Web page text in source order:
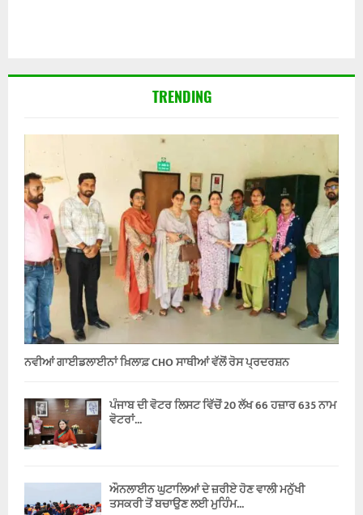
TRENDING
ਨਵੀਆਂ ਗਾਈਡਲਾਈਨਾਂ ਖ਼ਿਲਾਫ਼ CHO ਸਾਥੀਆਂ ਵੱਲੋਂ ਰੋਸ ਪ੍ਰਦਰਸ਼ਨ
ਪੰਜਾਬ ਦੀ ਵੋਟਰ ਲਿਸਟ ਵਿੱਚੋਂ 20 ਲੱਖ 66 ਹਜ਼ਾਰ 635 ਨਾਮ
ਵੋਟਰਾਂ...
ਔਨਲਾਈਨ ਘੁਟਾਲਿਆਂ ਦੇ ਜ਼ਰੀਏ ਹੋਣ ਵਾਲੀ ਮਨੁੱਖੀ
ਤਸਕਰੀ ਤੋਂ ਬਚਾਉਣ ਲਈ ਮੁਹਿੰਮ...